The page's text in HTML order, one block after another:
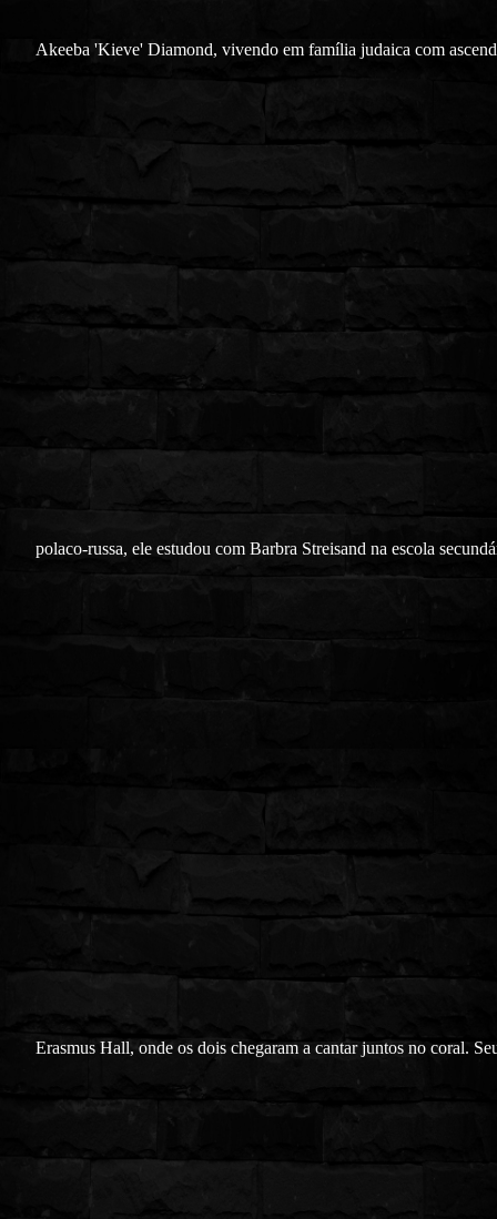
Akeeba 'Kieve' Diamond, vivendo em família judaica com
polaco-russa, ele estudou com Barbra Streisand na escola
Erasmus Hall, onde os dois chegaram a cantar juntos no coral.